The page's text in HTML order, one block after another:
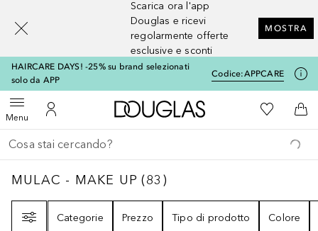
Scarica ora l'app
Douglas e ricevi
regolarmente offerte
esclusive e sconti
MOSTRA
HAIRCARE DAYS! -25% su brand selezionati
solo da APP
Codice:APPCARE
MenuApri menuAl Mio Account
A Douglas HomeAlla Mia
Al
Torna indietro
Esegui ricerca
MULAC - MAKE UP83
MULAC - MAKE UP (83 )
Categorie
Prezzo Tipo di prodotto Colore
[navigation.slideout.screenreader]